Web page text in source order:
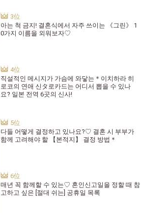
아는 척 금지! 결혼식에서 자주 쓰이는 《그린》 1
0가지 이름을 외워보자♡
직설적인 메시지가 가슴에 와닿는＊이치하라 히
로코의 연애 신タ로카드는 어디서 뽑을 수 있나
요? 일본 전역 6곳의 신사!
다들 어떻게 결정하고 있나요?♡ 결혼 시 부부가
함께 고려해야 할 【본적지】 결정 방법＊
매년 꼭 함께할 수 있는♡ 혼인신고일을 정할 때 참
고하고 싶은 [절대 쉬는] 공휴일 목록